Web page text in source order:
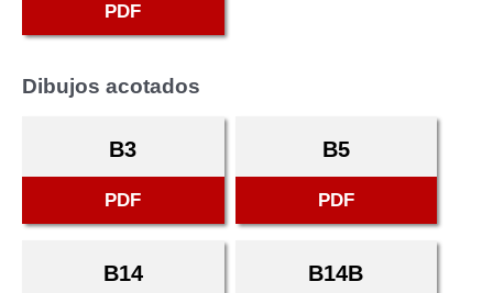
PDF
Dibujos acotados
B3
PDF
B5
PDF
B14 B14B